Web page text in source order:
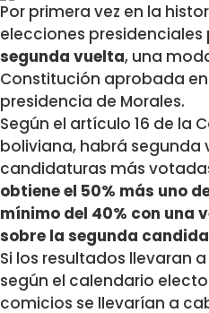
Por primera vez en la
elecciones presidenciales
segunda vuelta, una
Constitución aprobada
presidencia de Morales.
Según el artículo 16 de la
boliviana, habrá segunda
candidaturas más
obtiene el 50% más uno
mínimo del 40% con una
sobre la segunda
Si los resultados llevaran
según el calendario
comicios se llevarían a